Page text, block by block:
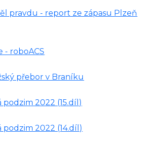
pravdu - report ze zápasu Plzeň
- roboACS
přebor v Braníku
podzim 2022 (15.díl)
podzim 2022 (14.díl)